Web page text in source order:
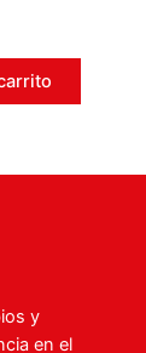
y
en el